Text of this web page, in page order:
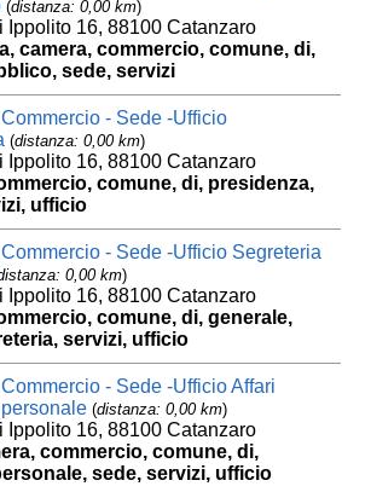
(distanza: 0,00 km)
Ippolito 16, 88100 Catanzaro
camera, commercio, comune, di,
sede, servizi
- Sede -Ufficio
(distanza: 0,00 km)
Ippolito 16, 88100 Catanzaro
comune, di, presidenza,
ufficio
- Sede -Ufficio Segreteria
0,00 km)
Ippolito 16, 88100 Catanzaro
comune, di, generale,
servizi, ufficio
- Sede -Ufficio Affari
(distanza: 0,00 km)
Ippolito 16, 88100 Catanzaro
commercio, comune, di,
sede, servizi, ufficio